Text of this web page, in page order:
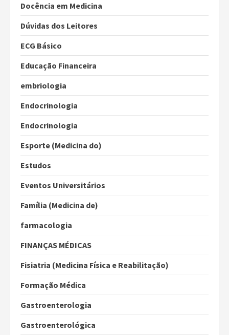
Docência em Medicina
Dúvidas dos Leitores
ECG Básico
Educação Financeira
embriologia
Endocrinologia
Endocrinologia
Esporte (Medicina do)
Estudos
Eventos Universitários
Família (Medicina de)
farmacologia
FINANÇAS MÉDICAS
Fisiatria (Medicina Física e Reabilitação)
Formação Médica
Gastroenterologia
Gastroenterológica